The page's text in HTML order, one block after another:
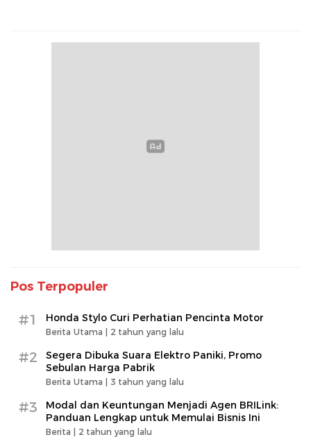
Pos Terpopuler
#1 Honda Stylo Curi Perhatian Pencinta Motor
Berita Utama | 2 tahun yang lalu
#2
Segera Dibuka Suara Elektro Paniki, Promo
Sebulan Harga Pabrik
Berita Utama | 3 tahun yang lalu
#3
Modal dan Keuntungan Menjadi Agen BRILink:
Panduan Lengkap untuk Memulai Bisnis Ini
Berita | 2 tahun yang lalu